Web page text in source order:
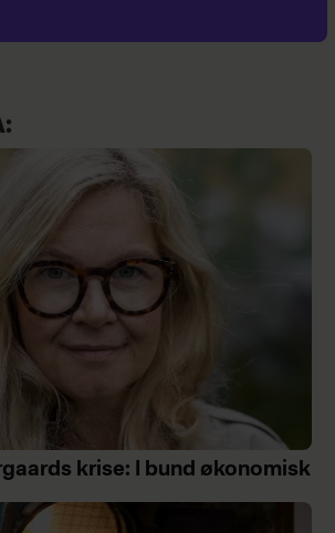
krise: I bund økonomisk